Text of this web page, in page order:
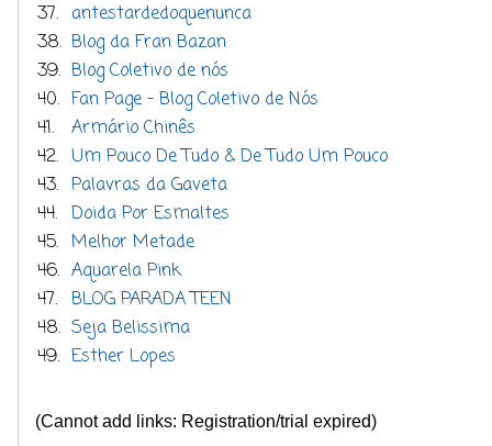
37. antestardedoquenunca
38. Blog da Fran Bazan
39. Blog Coletivo de nós
40. Fan Page - Blog Coletivo de Nós
41.
Armário Chinês
42. Um Pouco De Tudo & De Tudo Um Pouco
43. Palavras da Gaveta
44. Doida Por Esmaltes
45. Melhor Metade
46. Aquarela Pink
47. BLOG PARADA TEEN
48. Seja Belissima
49. Esther Lopes
(Cannot add links: Registration/trial expired)